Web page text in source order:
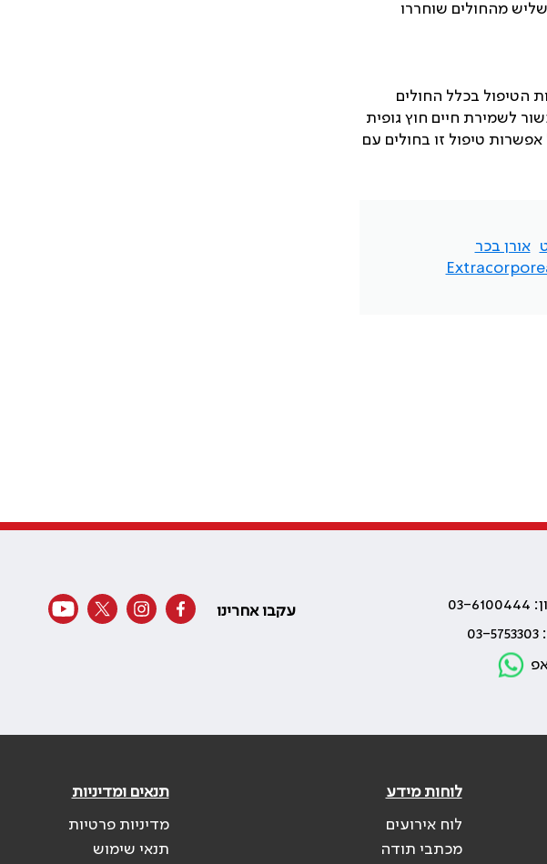
שבהן בוצע הסקר ניתן לראות מגמת שיפור בהישרדות החולים: בשנת 2009 רק שליש מהחולים שוחררו
הטיפול בכלל החולים
לשמירת חיים חוץ גופית
טיפול זו בחולים עם
אורן בכר
עקבו אחרינו
לוחות מידע
לוח אירועים
מכתבי תודה
תנאים ומדיניות
מדיניות פרטיות
תנאי שימוש